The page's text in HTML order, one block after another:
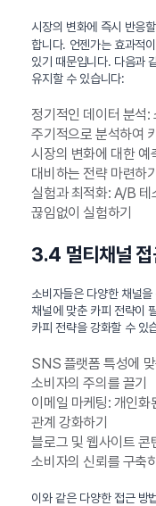
시장의 변화에 즉시 반응
합니다. 언젠가는 효과적
있기 때문입니다. 다음과
유지할 수 있습니다:
정기적인 데이터 분석:
주기적으로 분석하여
시장의 변화에 대한 예
대비하는 전략 마련하기
실험과 최적화: A/B 테
끊임없이 실험하기
3.4 멀티채널 접
소비자들은 다양한 채널
채널에 맞춘 카피 전략이
카피 전략을 강화할 수 있
SNS 플랫폼 특성에
소비자의 주의를 끌기
이메일 마케팅: 개인화
관계 강화하기
블로그 및 웹사이트 콘
소비자의 신뢰를 구축
이와 같은 다양한 접근 방